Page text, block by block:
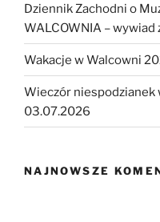
Dziennik Zachodni o
WALCOWNIA – wywiad
Wakacje w Walcowni
Wieczór niespodzianek
03.07.2026
NAJNOWSZE